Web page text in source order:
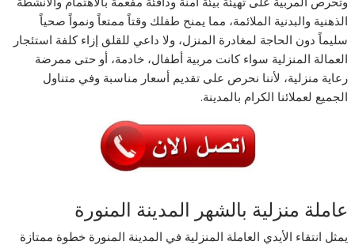
الذهنية والبدنية الملائمة، مما يمنح طفلك وقتاً ممتعاً ونمواً صحياً
سليماً دون الحاجة لمغادرة المنزل، ولا داعي للقلق إزاء كلفة استئجار
العمالة المنزلية سواء كانت مربية أطفال، خادمة، أو حتى ممرضة
رعاية منزلية، لأننا نحرص على تقديم أسعار مناسبة وفي متناول
الجميع لعملائنا الكرام بالمدينة.
عاملة منزلية بالشهر المدينة المنورة
يمثل انتقاء الأيدي العاملة المنزلية في المدينة المنورة خطوة ممتازة